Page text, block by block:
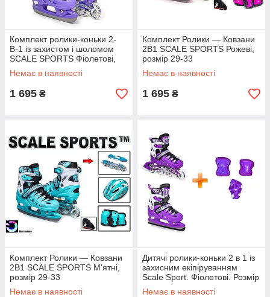
Комплект ролики-коньки 2-
В-1 із захистом і шоломом
SCALE SPORTS Фіолетові,
розмір 29-33
Немає в наявності
1 695 ₴
Комплект Ролики — Ковзани
2В1 SCALE SPORTS Рожеві,
розмір 29-33
Немає в наявності
1 695 ₴
Комплект Ролики — Ковзани
2В1 SCALE SPORTS М'ятні,
розмір 29-33
Немає в наявності
Дитячі ролики-коньки 2 в 1 із
захисним екіпіруванням
Scale Sport. Фіолетові. Розмір
38-41
Немає в наявності